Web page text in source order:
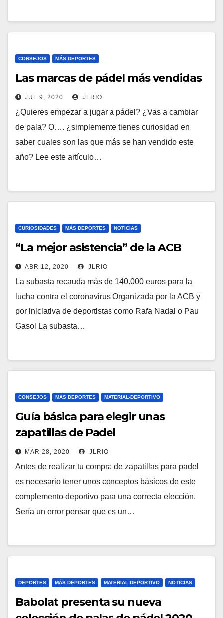
CONSEJOS MÁS DEPORTES
Las marcas de pádel más vendidas
JUL 9, 2020 JLRIO
¿Quieres empezar a jugar a pádel? ¿Vas a cambiar
de pala? O…. ¿simplemente tienes curiosidad en
saber cuales son las que más se han vendido este
año? Lee este artículo…
CURIOSIDADES MÁS DEPORTES NOTICIAS
“La mejor asistencia” de la ACB
ABR 12, 2020 JLRIO
La subasta recauda más de 140.000 euros para la
lucha contra el coronavirus Organizada por la ACB y
por iniciativa de deportistas como Rafa Nadal o Pau
Gasol La subasta…
CONSEJOS MÁS DEPORTES MATERIAL-DEPORTIVO
Guía básica para elegir unas
zapatillas de Padel
MAR 28, 2020 JLRIO
Antes de realizar tu compra de zapatillas para padel
es necesario tener unos conceptos básicos de este
complemento deportivo para una correcta elección.
Sería un error pensar que es un…
DEPORTES MÁS DEPORTES MATERIAL-DEPORTIVO NOTICIAS
Babolat presenta su nueva